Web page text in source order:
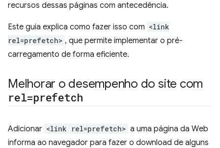
recursos dessas páginas com antecedência.
Este guia explica como fazer isso com <link
rel=prefetch> , que permite implementar o pré-
carregamento de forma eficiente.
Melhorar o desempenho do site com
rel=prefetch
Adicionar <link rel=prefetch> a uma página da Web
informa ao navegador para fazer o download de alguns